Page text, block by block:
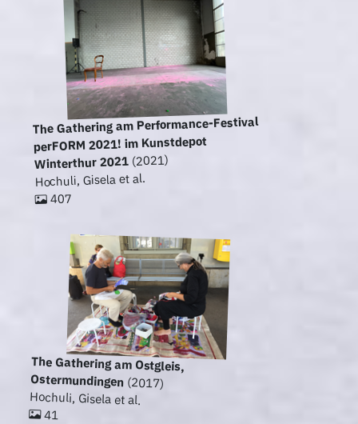
The Gathering am Performance-Festival
perFORM 2021! im Kunstdepot
Winterthur 2021(2021)
Hochuli, Gisela et al.
407
The Gathering am Ostgleis,
Ostermundingen(2017)
Hochuli, Gisela et al.
41